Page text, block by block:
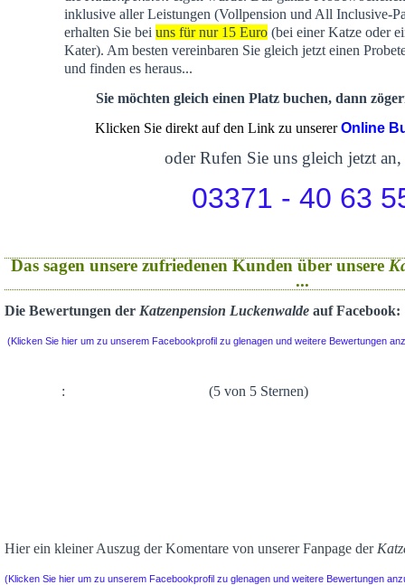
inklusive aller Leistungen (Vollpension und All Inclusive-
erhalten Sie bei uns für nur 15 Euro(bei einer Katze oder
Kater). Am besten vereinbaren Sie gleich jetzt einen
und finden es heraus...
Sie möchten gleich einen Platz buchen, dann
Klicken Sie direkt auf den Link zu unsererOnline
oder Rufen Sie uns gleich jetzt an,
03371 - 40 63
Das sagen unsere zufriedenen Kunden über unsere
...
Die Bewertungen der Katzenpension Luckenwalde auf Facebook:
(Klicken Sie hier um zu unserem Facebookprofil zu glenagen und weitere Bewertungen
: (5 von 5 Sternen)
Hier ein kleiner Auszug der Komentare von unserer Fanpage der
(Klicken Sie hier um zu unserem Facebookprofil zu glenagen und weitere Bewertungen